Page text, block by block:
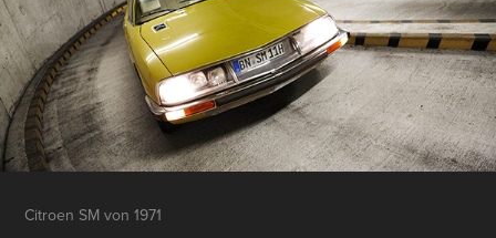
Citroen SM von 1971